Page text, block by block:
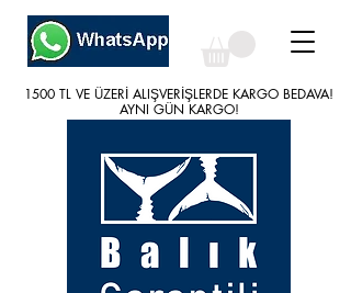
1500 TL VE ÜZERİ ALIŞVERİŞLERDE KARGO BEDAVA!
AYNI GÜN KARGO!
1500 TL VE ÜZERİ ALIŞVERİŞLERDE KARGO BEDAVA!
AYNI GÜN KARGO!